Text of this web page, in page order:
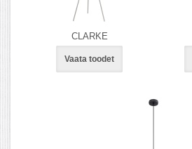
CLARKE
Vaata toodet